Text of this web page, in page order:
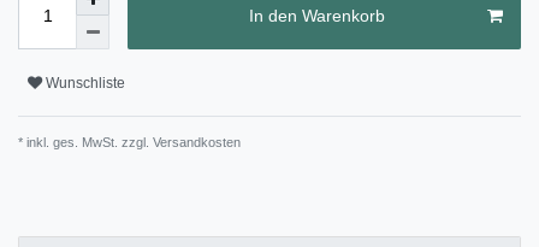
In den Warenkorb
Wunschliste
* inkl. ges. MwSt. zzgl. Versandkosten